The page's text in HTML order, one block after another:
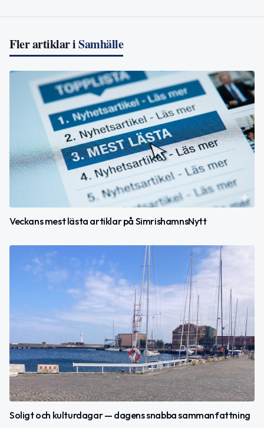
Fler artiklar iSamhälle
Veckans mest lästa artiklar på SimrishamnsNytt
Soligt och kulturdagar — dagens snabba sammanfattning